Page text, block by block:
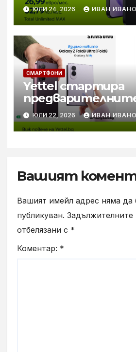
камера и в
зарядно за бързо
ЮЛИ 24, 2026 ИВАН
СМАРТФОНИ
Yettel стартира
за новите
Flip8, Fold8 и
ЮЛИ 22, 2026 ИВАН
Вашият
Вашият имейл адрес няма да
публикуван. Задължителните
отбелязани с *
Коментар: *